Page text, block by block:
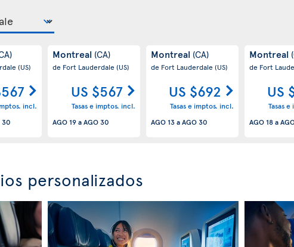
(US)
incl.
30
Montreal (CA)
de Fort Lauderdale (US)
US $567
Tasas e imptos. incl.
AGO 19aAGO 30
Montreal (CA)
de Fort Lauderdale (US)
US $692
Tasas e imptos. incl.
AGO 13aAGO 30
Montreal
de Fort
US
Tasas
AGO 18a
personalizados